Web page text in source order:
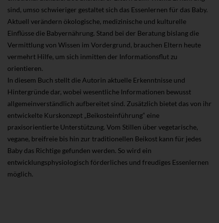
sind, umso schwieriger gestaltet sich das Essenlernen für das Baby.
Aktuell verändern ökologische, medizinische und kulturelle
Einflüsse die Babyernährung. Stand bei der Beratung bislang die
Vermittlung von Wissen im Vordergrund, brauchen Eltern heute
vermehrt Hilfe, um sich inmitten der Informationsflut zu
orientieren.
In diesem Buch stellt die Autorin aktuelle Erkenntnisse und
Hintergründe dar, wobei wesentliche Informationen bewusst
allgemeinverständlich aufbereitet sind. Zusätzlich bietet das von ihr
entwickelte Kurskonzept „Beikosteinführung“ eine
praxisorientierte Unterstützung. Vom Stillen über vegetarische,
vegane, breifreie bis hin zur traditionellen Beikost kann für jedes
Baby das Richtige gefunden werden. So wird ein
entwicklungsphysiologisch förderliches und freudiges Essenlernen
möglich.